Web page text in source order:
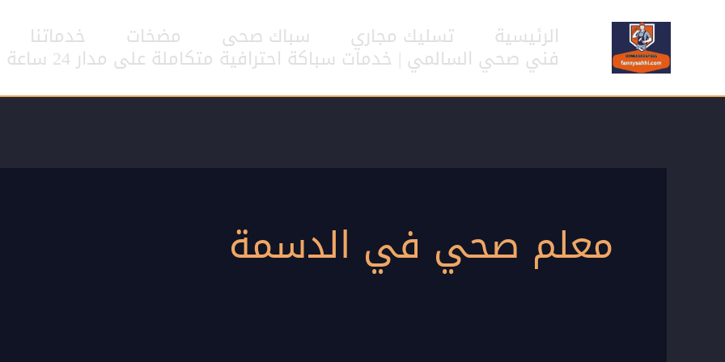
المحتوى
الرئيسية تسليك مجاري سباك صحى مضخات خدماتنا
فني صحي السالمي | خدمات سباكة احترافية متكاملة على مدار 24 ساعة
معلم صحي في الدسمة